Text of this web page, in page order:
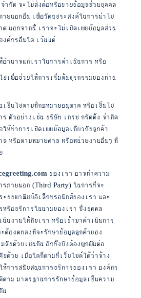
ำกัด จะไม่ส่งต่อหรือขายข้อมูลส่วนบุคคล
ายนอกอื่น เพื่อวัตถุประสงค์ในการนำไป
ต นอกจากนี้ เราจะไม่เปิดเผยข้อมูลส่วน
งค์กรอื่นใด เว้นแต่
อำนาจแก่เราในการดำเนินการ หรือ
ปเพื่อช่วยให้การเริ่มต้นธุรกรรมของท่าน
เป็นไปตามที่กฎหมายอนุญาต หรือเป็นไป
ร ตัวอย่างเช่น บริษัท เกรซ กรีตติ้ง จำกัด
ให้ทำการเปิดเผยข้อมูลเกี่ยวกับลูกค้า
ล หรือตามหมายศาล หรือหน่วยงานอื่นๆ ที่
ของเรา อาจทำความ
รภายนอก (Third Party) ในการที่จะ
ะบบพาณิชย์อิเล็กทรอนิกส์ของเรา และ
หรือบริการในนามของเรา ซึ่งบุคคล
นินงานให้กับเรา หรือเข้ามาดำเนินการ
ต้องตกลงที่จะรักษาข้อมูลลูกค้าของ
ลับด้วยเช่นกัน อีกทั้งยังต้องผูกพันต่อ
บด้วย เมื่อใดก็ตามที่เว็บไซต์ได้ว่าจ้าง
ห้การสนับสนุนการบริการของเรา องค์กร
ตาม มาตรฐานการรักษาข้อมูลเป็นความ
น